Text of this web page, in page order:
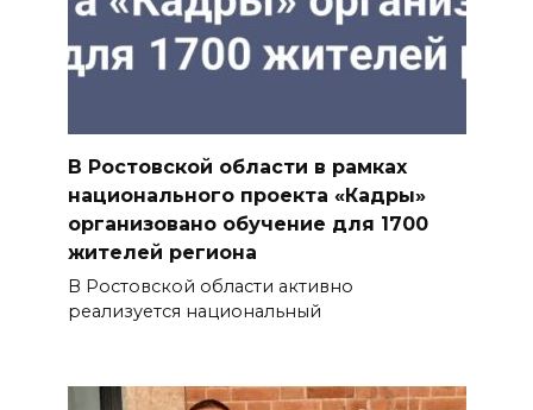
В Ростовской области в рамках
национального проекта «Кадры»
организовано обучение для 1700
жителей региона
В Ростовской области активно
реализуется национальный